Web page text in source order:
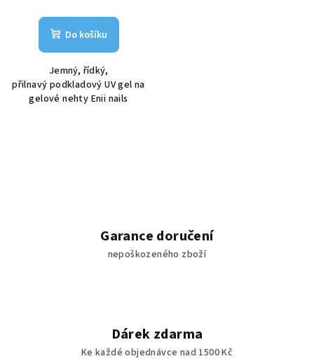
Do košíku
Jemný, řídký,
přilnavý podkladový UV gel na
gelové nehty Enii nails
Garance doručení
nepoškozeného zboží
Dárek zdarma
Ke každé objednávce nad 1500 Kč